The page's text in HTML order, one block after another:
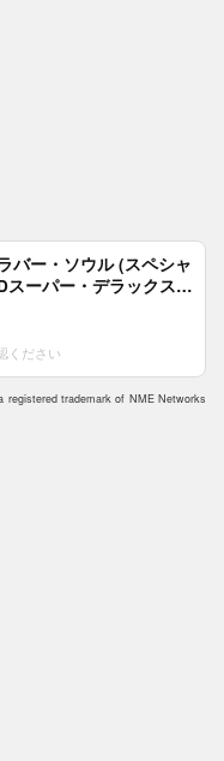
バー・ソウル (スペシャ
スーパー・デラックス)
特典:B2ポスター付)
ください
trademark of NME Networks